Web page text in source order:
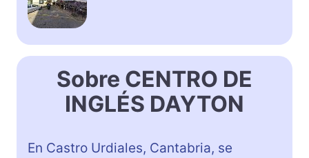
Sobre CENTRO DE
INGLÉS DAYTON
En Castro Urdiales, Cantabria, se